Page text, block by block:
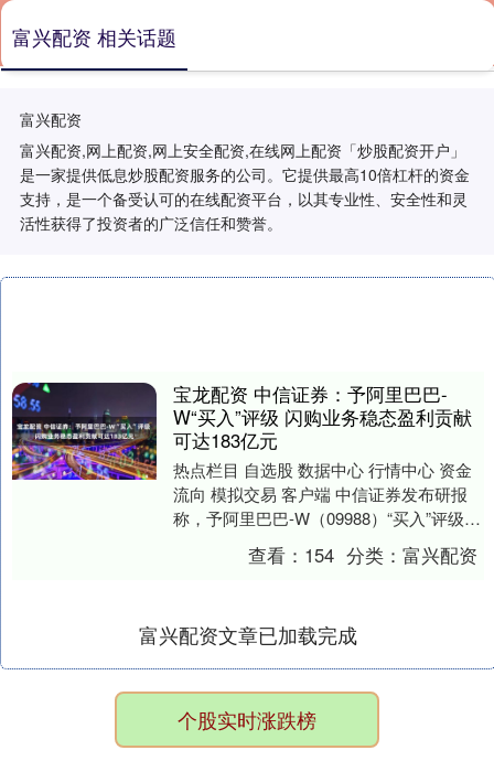
富兴配资
富兴配资,网上配资,网上安全配资,在线网上配资「炒股配资开户」
是一家提供低息炒股配资服务的公司。它提供最高10倍杠杆的资金
支持，是一个备受认可的在线配资平台，以其专业性、安全性和灵
活性获得了投资者的广泛信任和赞誉。
富兴配资 相关话题
宝龙配资 中信证券：予阿里巴巴-
W“买入”评级 闪购业务稳态盈利贡献
可达183亿元
热点栏目 自选股 数据中心 行情中心 资金
流向 模拟交易 客户端 中信证券发布研报
称，予阿里巴巴-W（09988）“买入”评级。
2025年2月以来，公司三大平台....
查看： 154 分类：富兴配资
富兴配资文章已加载完成
个股实时涨跌榜